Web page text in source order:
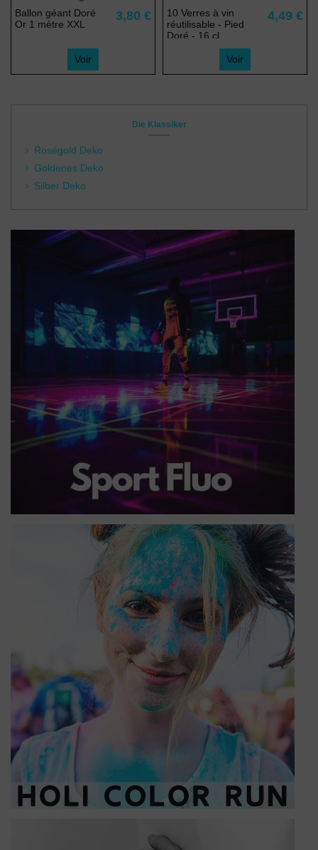
Ballon géant Doré
Or 1 mètre XXL
3,80 €
Voir
10 Verres à vin
réutilisable - Pied
Doré - 16 cl
4,49 €
Voir
Die Klassiker
Roségold Deko
Goldenes Deko
Silber Deko